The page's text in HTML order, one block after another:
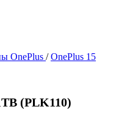
OnePlus / OnePlus 15
(PLK110)